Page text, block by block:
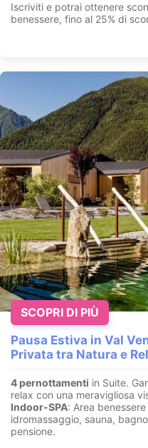
Iscriviti e potrai ottenere
benessere, fino al 25% di
Pausa Estiva in Val
Privata tra Natura e
4 pernottamenti in Suite.
relax con una meravigliosa
Indoor-SPA: Area
idromassaggio, sauna,
pensione.
SCOPRI DI PIÙ